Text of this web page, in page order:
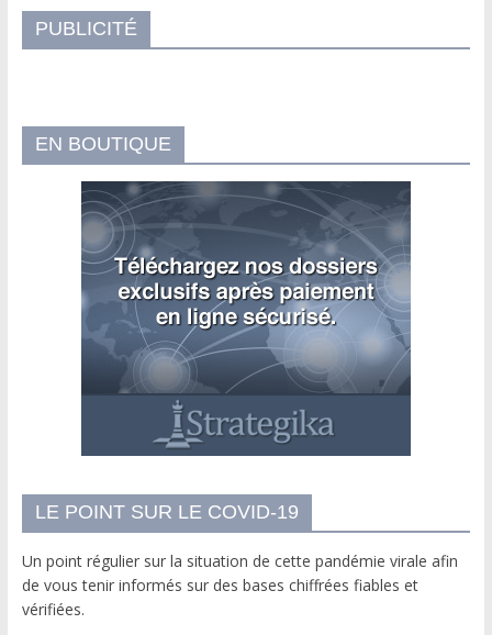
PUBLICITÉ
EN BOUTIQUE
LE POINT SUR LE COVID-19
Un point régulier sur la situation de cette pandémie virale afin
de vous tenir informés sur des bases chiffrées fiables et
vérifiées.